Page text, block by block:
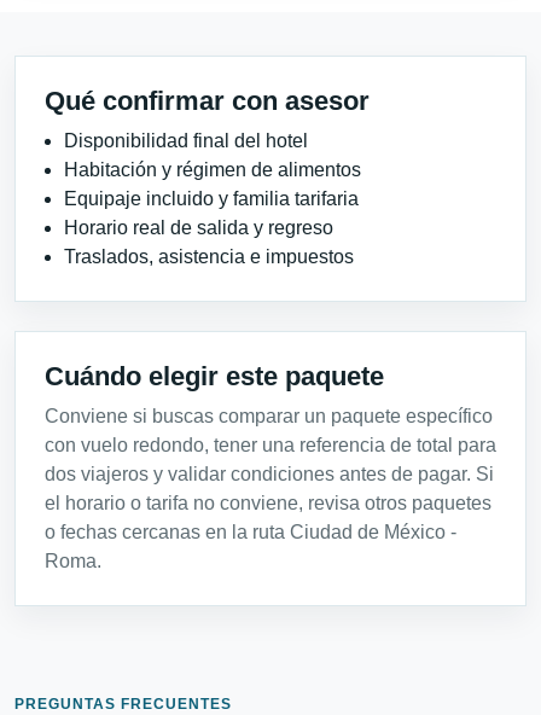
Qué confirmar con asesor
Disponibilidad final del hotel
Habitación y régimen de alimentos
Equipaje incluido y familia tarifaria
Horario real de salida y regreso
Traslados, asistencia e impuestos
Cuándo elegir este paquete
Conviene si buscas comparar un paquete específico
con vuelo redondo, tener una referencia de total para
dos viajeros y validar condiciones antes de pagar. Si
el horario o tarifa no conviene, revisa otros paquetes
o fechas cercanas en la ruta Ciudad de México -
Roma.
PREGUNTAS FRECUENTES